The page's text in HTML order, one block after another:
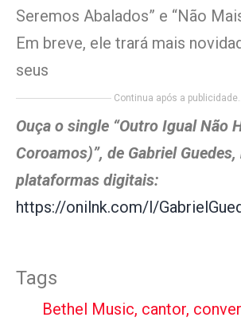
Seremos Abalados” e “Não
Em breve, ele trará mais
seus
Continua após a publicidade..
Ouça o single “Outro Igual Não
Coroamos)”, de Gabriel Guedes,
plataformas digitais:
https://onilnk.com/l/
Tags
Bethel Music, cantor,